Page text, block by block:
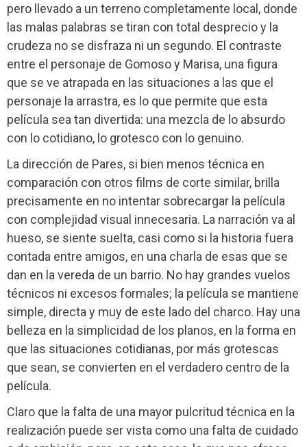
pero llevado a un terreno completamente local, donde
las malas palabras se tiran con total desprecio y la
crudeza no se disfraza ni un segundo. El contraste
entre el personaje de Gomoso y Marisa, una figura
que se ve atrapada en las situaciones a las que el
personaje la arrastra, es lo que permite que esta
película sea tan divertida: una mezcla de lo absurdo
con lo cotidiano, lo grotesco con lo genuino.
La dirección de Pares, si bien menos técnica en
comparación con otros films de corte similar, brilla
precisamente en no intentar sobrecargar la película
con complejidad visual innecesaria. La narración va al
hueso, se siente suelta, casi como si la historia fuera
contada entre amigos, en una charla de esas que se
dan en la vereda de un barrio. No hay grandes vuelos
técnicos ni excesos formales; la película se mantiene
simple, directa y muy de este lado del charco. Hay una
belleza en la simplicidad de los planos, en la forma en
que las situaciones cotidianas, por más grotescas
que sean, se convierten en el verdadero centro de la
película.
Claro que la falta de una mayor pulcritud técnica en la
realización puede ser vista como una falta de cuidado